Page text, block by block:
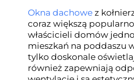
Okna dachowez
coraz większą
właścicieli domów
mieszkań na poddaszu
tylko doskonale
również zapewniają